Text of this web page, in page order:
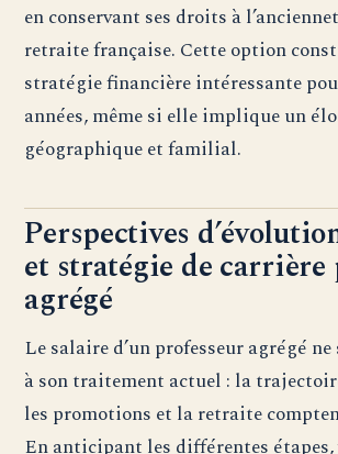
en conservant ses droits à
retraite française. Cette option
stratégie financière intéressante
années, même si elle implique un
géographique et familial.
Perspectives
et stratégie de carrière
agrégé
Le salaire d’un professeur agrégé ne
à son traitement actuel : la
les promotions et la retraite
En anticipant les différentes étapes,